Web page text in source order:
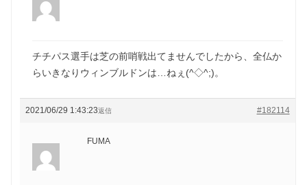
チチパス選手は芝の前哨戦出てませんでしたから、全仏か
らいきなりウィンブルドンは…ねぇ(^◇^;)。
2021/06/29 1:43:23 #182114
返信
FUMA